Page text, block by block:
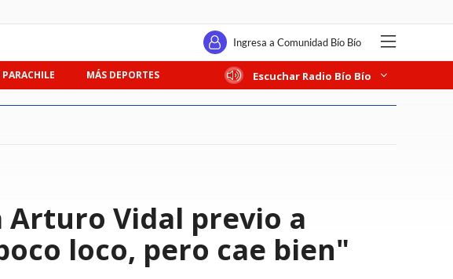
Ingresa a Comunidad Bío Bío
MÁS DEPORTES Escuchar Radio Bío Bío
Arturo Vidal previo a
loco, pero cae bien"